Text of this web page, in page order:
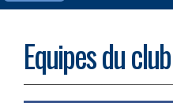
Equipes du